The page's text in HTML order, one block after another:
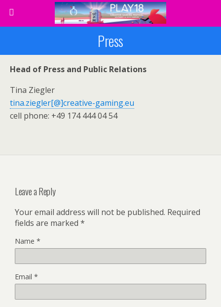
Press
Head of Press and Public Relations
Tina Ziegler
tina.ziegler[@]creative-gaming.eu
cell phone: +49 174 444 04 54
Leave a Reply
Your email address will not be published. Required
fields are marked *
Name *
Email *